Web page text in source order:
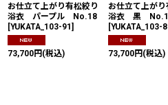
お仕立て上がり有松絞り
浴衣 パープル No.18
[YUKATA_103-91]
73,700円 (税込)
お仕立て上がり
浴衣 黒
[YUKATA_103-
73,700円 (税込)